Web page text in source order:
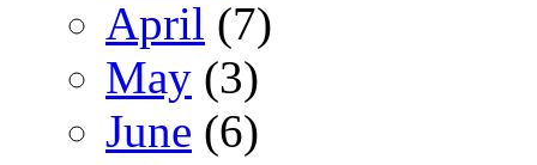
April (7)
May (3)
June (6)